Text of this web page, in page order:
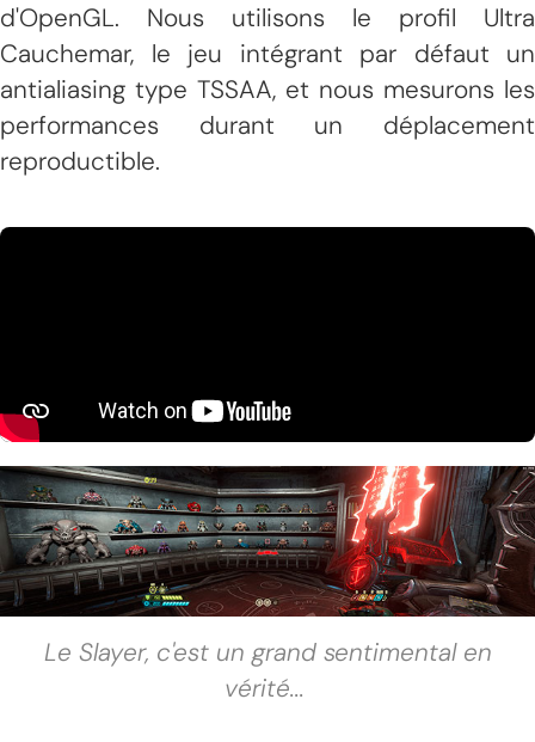
d'OpenGL. Nous utilisons le profil Ultra
Cauchemar, le jeu intégrant par défaut un
antialiasing type TSSAA, et nous mesurons les
performances durant un déplacement
reproductible.
Le Slayer, c'est un grand sentimental en
vérité...